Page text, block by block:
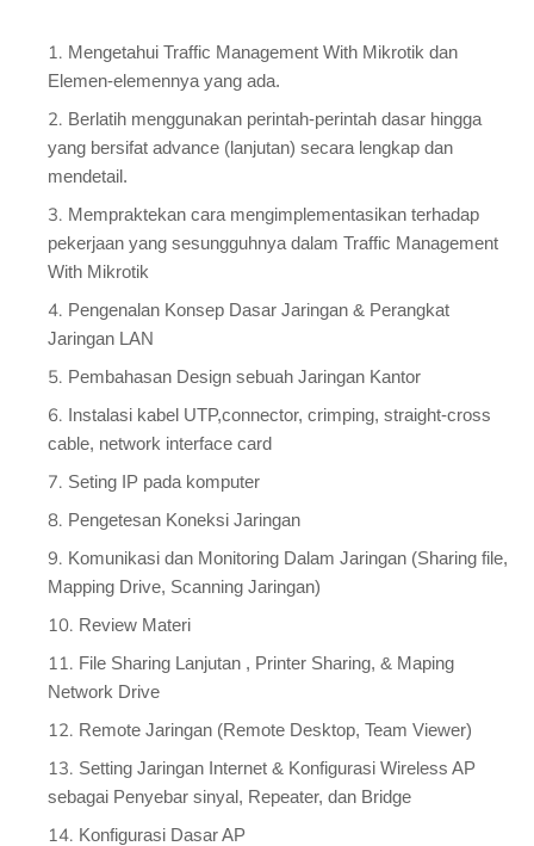
Mengetahui Traffic Management With Mikrotik dan
Elemen-elemennya yang ada.
Berlatih menggunakan perintah-perintah dasar hingga
yang bersifat advance (lanjutan) secara lengkap dan
mendetail.
Mempraktekan cara mengimplementasikan terhadap
pekerjaan yang sesungguhnya dalam Traffic Management
With Mikrotik
Pengenalan Konsep Dasar Jaringan & Perangkat
Jaringan LAN
Pembahasan Design sebuah Jaringan Kantor
Instalasi kabel UTP,connector, crimping, straight-cross
cable, network interface card
Seting IP pada komputer
Pengetesan Koneksi Jaringan
Komunikasi dan Monitoring Dalam Jaringan (Sharing file,
Mapping Drive, Scanning Jaringan)
Review Materi
File Sharing Lanjutan , Printer Sharing, & Maping
Network Drive
Remote Jaringan (Remote Desktop, Team Viewer)
Setting Jaringan Internet & Konfigurasi Wireless AP
sebagai Penyebar sinyal, Repeater, dan Bridge
Konfigurasi Dasar AP